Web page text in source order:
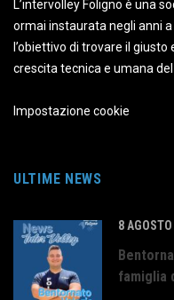
L’intervolley Foligno è una
ormai instaurata negli anni
l’obiettivo di trovare il
crescita tecnica e umana
Impostazione cookie
ULTIME NEWS
8
famiglia